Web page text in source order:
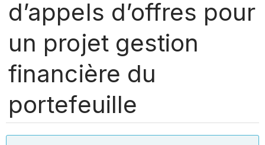
d’appels d’offres pour
un projet gestion
financière du
portefeuille